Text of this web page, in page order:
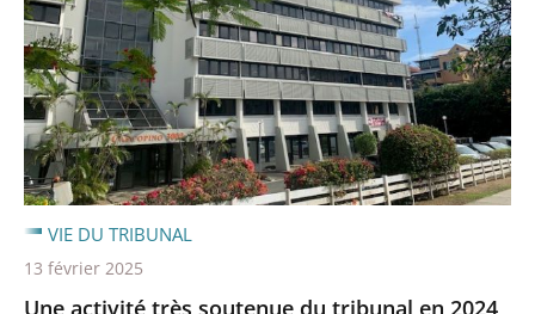
Une activité très soutenue du tribunal en 2024
VIE DU TRIBUNAL
13 février 2025